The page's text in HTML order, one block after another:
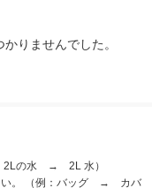
りませんでした。
2Lの水 → 2L 水）
い。 （例：バッグ → カバ